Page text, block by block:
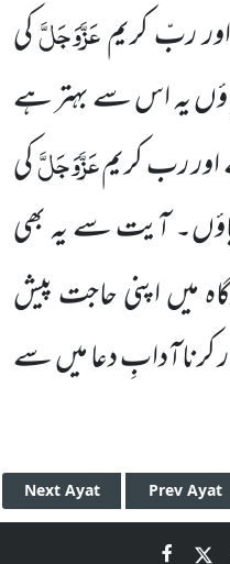
ربّ کریمعَزَّوَجَلَّکی
پاؤں یہ اس سے بہتر ہے
اور رب کریمعَزَّوَجَلَّکی
پاؤں۔ آیت سے یہ بھی
میں اپنی حاجت پیش
کرناآدابِ دعا میں سے
Next Ayat Prev Ayat